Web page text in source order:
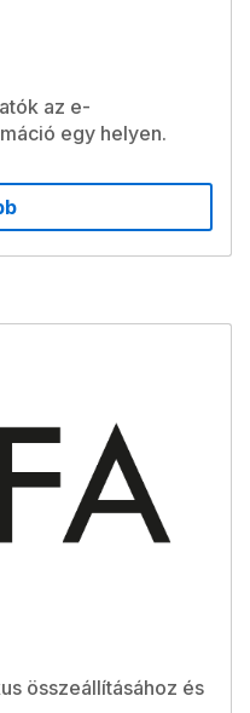
az e-
egy helyen.
összeállításához és